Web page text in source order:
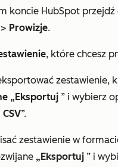
koncie HubSpot przejdź
> Prowizje.
, które chcesz
zestawienie,
„Eksportuj ” i wybierz
”.
zestawienie w
„Eksportuj ” i